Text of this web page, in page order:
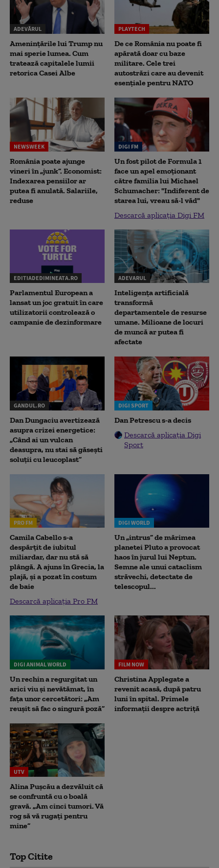
ADEVĂRUL
Amenințările lui Trump nu
mai sperie lumea. Cum
tratează capitalele lumii
retorica Casei Albe
PLAYTECH
De ce România nu poate fi
apărată doar cu baze
militare. Cele trei
autostrăzi care au devenit
esențiale pentru NATO
NEWSWEEK
România poate ajunge
vineri în „junk”. Economist:
Indexarea pensiilor ar
putea fi anulată. Salariile,
reduse
DIGI FM
Un fost pilot de Formula 1
face un apel emoționant
către familia lui Michael
Schumacher: "Indiferent de
starea lui, vreau să-l văd"
Descarcă aplicația Digi FM
EDITIADEDIMINEATA.RO
Parlamentul European a
lansat un joc gratuit în care
utilizatorii controlează o
campanie de dezinformare
ADEVARUL
Inteligența artificială
transformă
departamentele de resurse
umane. Milioane de locuri
de muncă ar putea fi
afectate
GANDUL.RO
Dan Dungaciu avertizează
asupra crizei energetice:
„Când ai un vulcan
deasupra, nu stai să găsești
soluții cu leucoplast”
DIGI SPORT
Dan Petrescu s-a decis
Descarcă aplicația Digi
Sport
PRO FM
Camila Cabello s-a
despărțit de iubitul
miliardar, dar nu stă să
plângă. A ajuns în Grecia, la
plajă, și a pozat în costum
de baie
Descarcă aplicația Pro FM
DIGI WORLD
Un „intrus” de mărimea
planetei Pluto a provocat
haos în jurul lui Neptun.
Semne ale unui cataclism
străvechi, detectate de
telescopul...
DIGI ANIMAL WORLD
Un rechin a regurgitat un
arici viu și nevătămat, în
fața unor cercetători: „Am
reușit să fac o singură poză”
FILM NOW
Christina Applegate a
revenit acasă, după patru
luni în spital. Primele
informații despre actriță
UTV
Alina Pușcău a dezvăluit că
se confruntă cu o boală
gravă. „Am cinci tumori. Vă
rog să vă rugați pentru
mine”
Top Citite